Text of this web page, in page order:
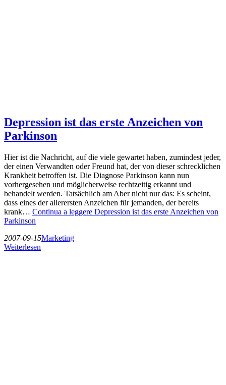
Depression ist das erste Anzeichen von
Parkinson
Hier ist die Nachricht, auf die viele gewartet haben, zumindest jeder,
der einen Verwandten oder Freund hat, der von dieser schrecklichen
Krankheit betroffen ist. Die Diagnose Parkinson kann nun
vorhergesehen und möglicherweise rechtzeitig erkannt und
behandelt werden. Tatsächlich am Aber nicht nur das: Es scheint,
dass eines der allerersten Anzeichen für jemanden, der bereits
krank… Continua a leggere Depression ist das erste Anzeichen von
Parkinson
2007-09-15Marketing
Weiterlesen